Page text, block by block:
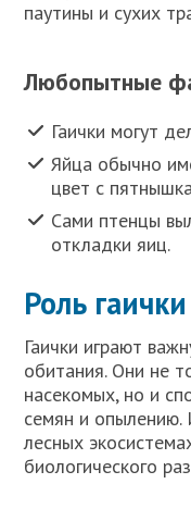
паутины и сухих
Любопытные
Гаички могут
Яйца обычно
цвет с
Сами птенцы
откладки яиц.
Роль
Гаички играют
обитания. Они не
насекомых, но и
семян и опылению.
лесных
биологического